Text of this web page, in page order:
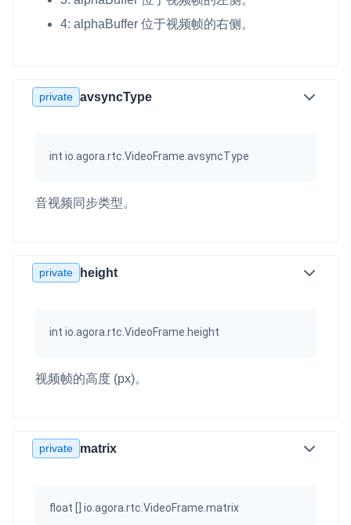
4: alphaBuffer 位于视频帧的右侧。
private avsyncType
int io.agora.rtc.VideoFrame.avsyncType
音视频同步类型。
private height
int io.agora.rtc.VideoFrame.height
视频帧的高度 (px)。
private matrix
float [] io.agora.rtc.VideoFrame.matrix